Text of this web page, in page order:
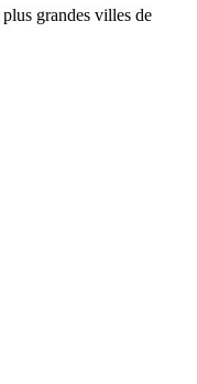
grandes villes de